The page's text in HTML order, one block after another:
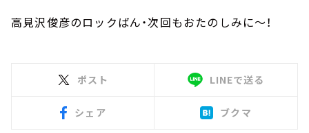
高見沢俊彦のロックばん・次回もおたのしみに～！
ポスト LINEで送る
シェア ブクマ